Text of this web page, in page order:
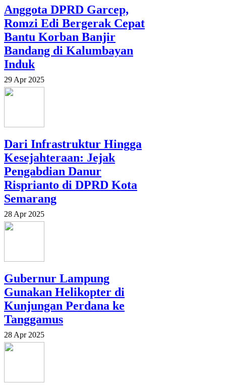
Anggota DPRD Garcep,
Romzi Edi Bergerak Cepat
Bantu Korban Banjir
Bandang di Kalumbayan
Induk
29 Apr 2025
Dari Infrastruktur Hingga
Kesejahteraan: Jejak
Pengabdian Danur
Risprianto di DPRD Kota
Semarang
28 Apr 2025
Gubernur Lampung
Gunakan Helikopter di
Kunjungan Perdana ke
Tanggamus
28 Apr 2025